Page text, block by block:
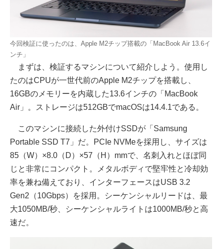
今回検証に使ったのは、Apple M2チップ搭載の「MacBook Air 13.6イ
ンチ」
まずは、検証するマシンについて紹介しよう。使用し
たのはCPUが一世代前のApple M2チップを搭載し、
16GBのメモリーを内蔵した13.6インチの「MacBook
Air」。ストレージは512GBでmacOSは14.4.1である。
このマシンに接続した外付けSSDが「Samsung
Portable SSD T7」だ。PCIe NVMeを採用し、サイズは
85（W）×8.0（D）×57（H）mmで、名刺入れとほぼ同
じと非常にコンパクト。メタルボディで堅牢性と冷却効
率を兼ね備えており、インターフェースはUSB 3.2
Gen2（10Gbps）を採用。シーケンシャルリードは、最
大1050MB/秒、シーケンシャルライトは1000MB/秒と高
速だ。